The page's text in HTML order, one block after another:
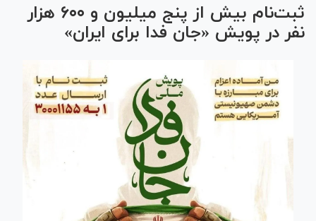
ثبت‌نام بیش از پنج میلیون و ۶۰۰ هزار
نفر در پویش «جان فدا برای ایران»